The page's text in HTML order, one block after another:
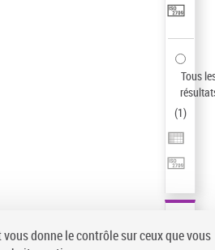
Tous
(1)
donne le contrôle sur ceux que vous